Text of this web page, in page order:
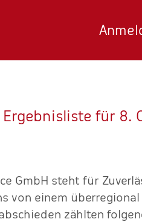
Ergebnisliste für 8.
GmbH steht für
von einem
zählten